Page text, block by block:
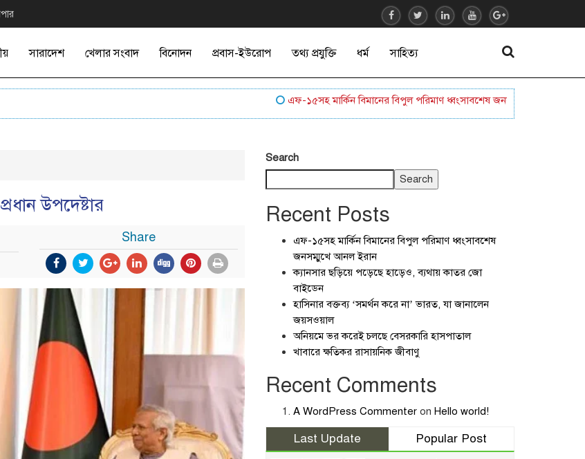
সারাদেশ খেলার সংবাদ বিনোদন প্রবাস-ইউরোপ তথ্য প্রযুক্তি ধর্ম সাহিত্য
এফ-১৫সহ মার্কিন বিমানের বিপুল পরিমাণ ধ্বংসাবশেষ জনসম্মুখে আনল ইরান
উপদেষ্টার
Share
Search
Search
Recent Posts
এফ-১৫সহ মার্কিন বিমানের বিপুল পরিমাণ ধ্বংসাবশেষ
জনসম্মুখে আনল ইরান
ক্যানসার ছড়িয়ে পড়েছে হাড়েও, ব্যথায় কাতর জো
বাইডেন
হাসিনার বক্তব্য ‘সমর্থন করে না’ ভারত, যা জানালেন
জয়সওয়াল
অনিয়মে ভর করেই চলছে বেসরকারি হাসপাতাল
খাবারে ক্ষতিকর রাসায়নিক জীবাণু
Recent Comments
A WordPress Commenter on Hello world!
Last Update Popular Post